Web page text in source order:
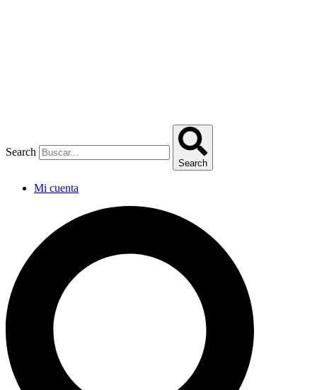
Search
Search
Mi cuenta